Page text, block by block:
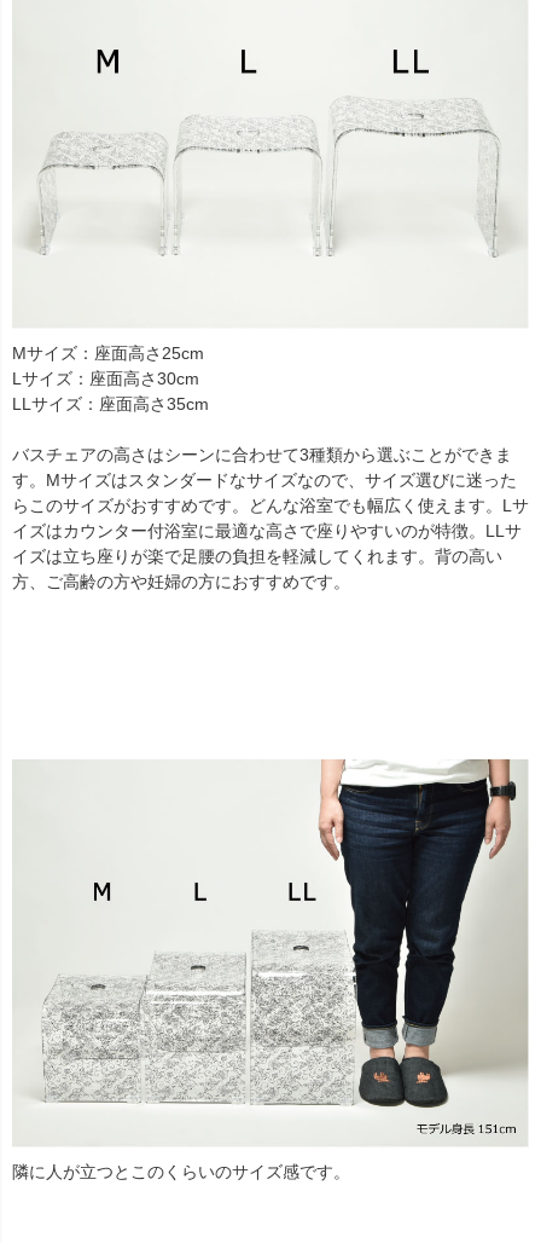
Mサイズ：座面高さ25cm
Lサイズ：座面高さ30cm
LLサイズ：座面高さ35cm
バスチェアの高さはシーンに合わせて3種類から選ぶことができま
す。Mサイズはスタンダードなサイズなので、サイズ選びに迷った
らこのサイズがおすすめです。どんな浴室でも幅広く使えます。Lサ
イズはカウンター付浴室に最適な高さで座りやすいのが特徴。LLサ
イズは立ち座りが楽で足腰の負担を軽減してくれます。背の高い
方、ご高齢の方や妊婦の方におすすめです。
隣に人が立つとこのくらいのサイズ感です。